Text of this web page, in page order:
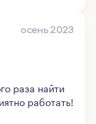
осень 2023
раза найти
работать!